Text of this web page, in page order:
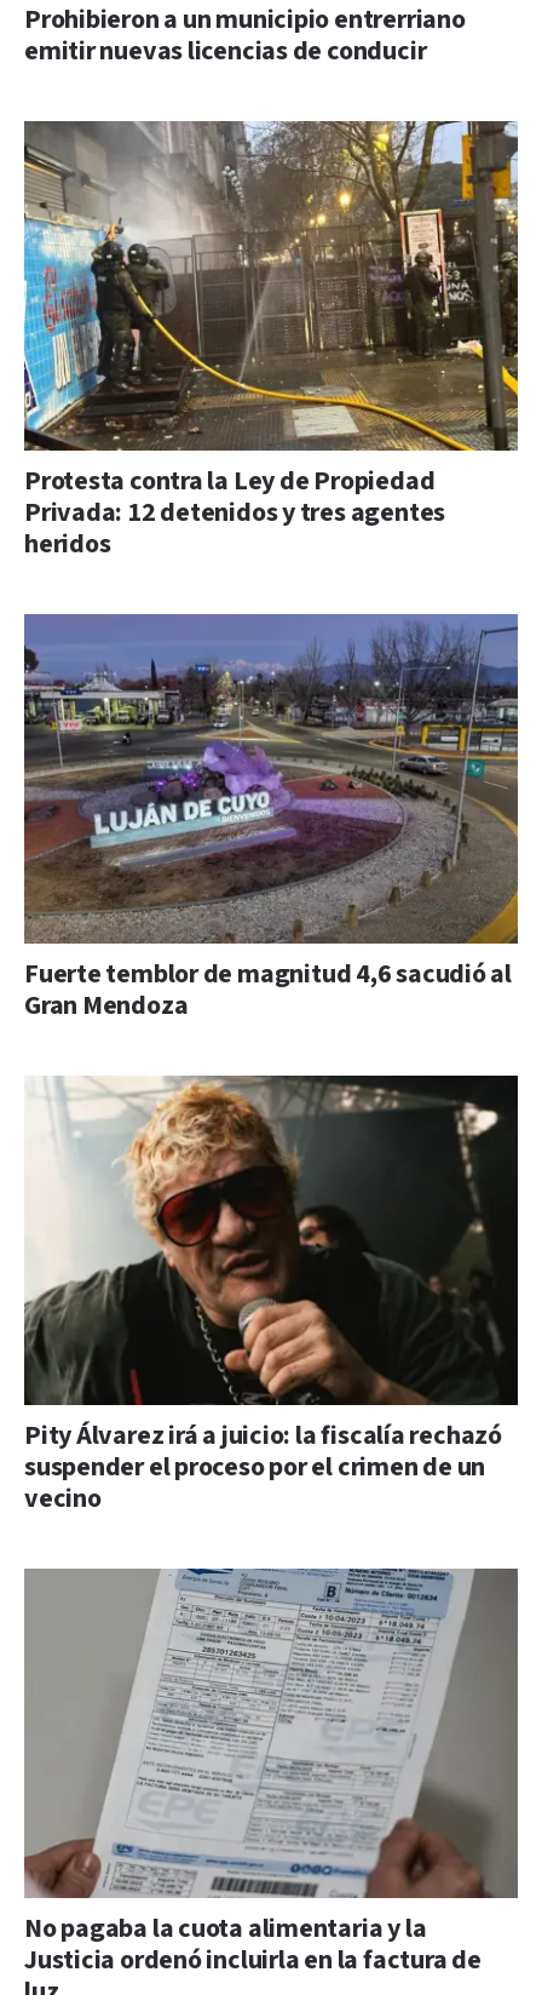
Prohibieron a un municipio entrerriano
emitir nuevas licencias de conducir
Protesta contra la Ley de Propiedad
Privada: 12 detenidos y tres agentes
heridos
Fuerte temblor de magnitud 4,6 sacudió al
Gran Mendoza
Pity Álvarez irá a juicio: la fiscalía rechazó
suspender el proceso por el crimen de un
vecino
No pagaba la cuota alimentaria y la
Justicia ordenó incluirla en la factura de